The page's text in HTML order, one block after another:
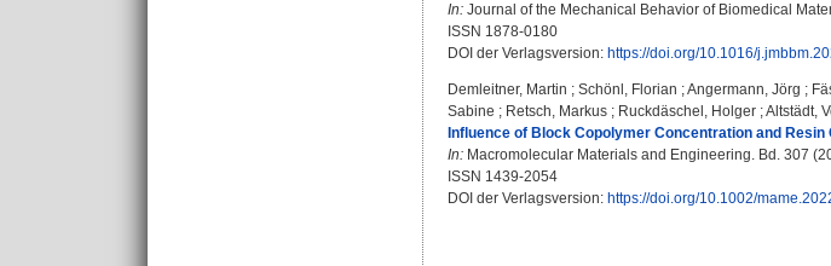
In: Journal of the Mechanical Behavior of Biomedical
ISSN 1878-0180
DOI der Verlagsversion: https://doi.org/10.1016/
Demleitner, Martin ; Schönl, Florian ;Angermann, Jörg ;
Sabine ; Retsch, Markus ; Ruckdäschel, Holger ;Altstädt,
Influence of Block Copolymer Concentration and
In: Macromolecular Materials and Engineering. Bd. 307
ISSN 1439-2054
DOI der Verlagsversion: https://doi.org/10.1002/